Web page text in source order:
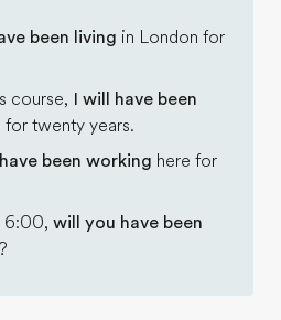
been living in London for
course, I will have been
for twenty years.
been working here for
6:00, will you have been